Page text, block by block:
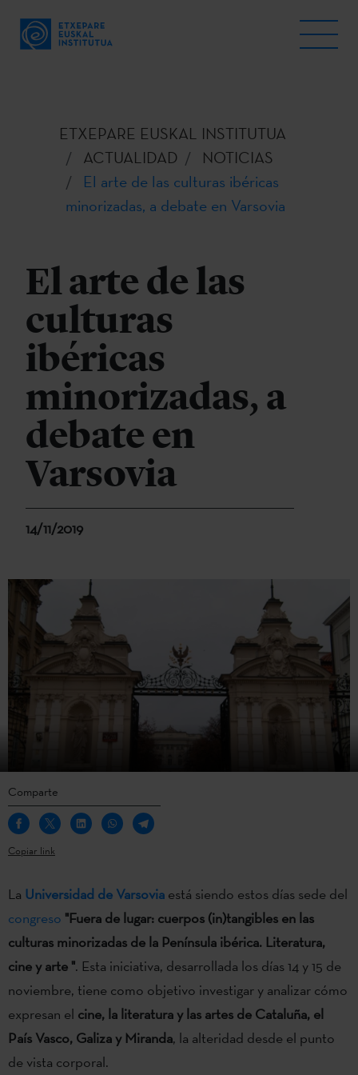
ETXEPARE EUSKAL INSTITUTUA
ACTUALIDAD
NOTICIAS
El arte de las culturas ibéricas
minorizadas, a debate en Varsovia
El arte de las
culturas
ibéricas
minorizadas, a
debate en
Varsovia
14/11/2019
Comparte
Copiar link
La Universidad de Varsovia está siendo estos días sede del
congreso "Fuera de lugar: cuerpos (in)tangibles en las
culturas minorizadas de la Península ibérica. Literatura,
cine y arte ". Esta iniciativa, desarrollada los días 14 y 15 de
noviembre, tiene como objetivo investigar y analizar cómo
expresan el cine, la literatura y las artes de Cataluña, el
País Vasco, Galiza y Miranda, la alteridad desde el punto
de vista corporal.